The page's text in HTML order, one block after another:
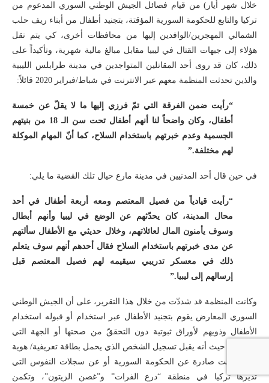
خلال شهر أيار) من قيام فصائل الجيش الوطني السوري المدعوم من
تركيا والتابع للحكومة السورية المؤقتة، بتجنيد أطفال من أبناء ريف حلب
الشمالي المهجرين/الوافدين إليها من محافظات أخرى، كي يتم نقل
هؤلاء إلى جبهات القتال في ليبيا مقابل مبالغ مالية شهرية، وتأكيداً على
ذلك، كان قد روى أحد المقاتلين المتواجدين في مدينة طرابلس الليبية
والذين تحدثت المنظمة معهم عبر الانترنت في شباط/فبراير 2020 قائلاً:
“رأيت ضمن الفرقة التي تمّ فرزي إليها ما لا يقلّ عن خمسة
أطفال، وكان واضحاً لنا أنهم أطفال تحت سن الـ 18 من بنيتهم
الجسمية وعدم خبرتهم باستخدام السلاح، كما أنّ المهام الموكلة
لهم مختلفة.”
في حين قال أحد المدنيين في مدينة مارع حيال تلك القضية ما يلي:
“رأيت قيادياً من فصيل المعتصم ومعه أربعة أطفال في أحد
محال المدينة، كان يحدّثهم عن الوضع في ليبيا وأنهم أبطال
وسوف يأمنون المال لعائلاتهم، وخلال حديثي مع الأطفال سألتهم
عن مدى خبرتهم باستخدام السلاح فقال أحدهم أنهم سوف يتعلم
ذلك في معسكر تدريبي سيقيمه لهم فصيل المعتصم قبل
إرسالهم إلى ليبيا.”
وكانت المنظمة قد شددّت من خلال هذا التقرير، على أن الجيش الوطني
السوري المعارض يقوم بتجنيد الأطفال عبر استخدام أو قبوله استخدام
الأطفال وذويهم لأوراق ثبوتية دون التحققّ من صحتها أو الجهة التي
أصدرتها، حيث أنه يقبل تسجيل الشخص الذي يحمل بطاقة تعريفية/ هوية
سواء كانت صادرة عن الحكومة السورية أو عن سجلات النفوس التي
تديرها تركيا في منطقة “درع الفرات” و”غصن الزيتون”، وتكمن